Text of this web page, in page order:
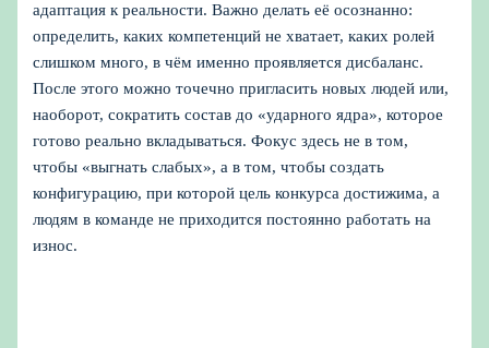
адаптация к реальности. Важно делать её осознанно:
определить, каких компетенций не хватает, каких ролей
слишком много, в чём именно проявляется дисбаланс.
После этого можно точечно пригласить новых людей или,
наоборот, сократить состав до «ударного ядра», которое
готово реально вкладываться. Фокус здесь не в том,
чтобы «выгнать слабых», а в том, чтобы создать
конфигурацию, при которой цель конкурса достижима, а
людям в команде не приходится постоянно работать на
износ.